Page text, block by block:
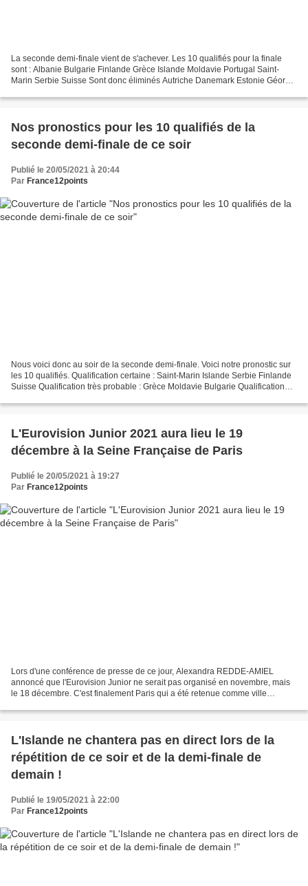
La seconde demi-finale vient de s'achever. Les 10 qualifiés pour la finale
sont : Albanie Bulgarie Finlande Grèce Islande Moldavie Portugal Saint-
Marin Serbie Suisse Sont donc éliminés Autriche Danemark Estonie Géorgie
Nos pronostics pour les 10 qualifiés de la
seconde demi-finale de ce soir
Publié le 20/05/2021 à 20:44
Par France12points
Nous voici donc au soir de la seconde demi-finale. Voici notre pronostic sur
les 10 qualifiés. Qualification certaine : Saint-Marin Islande Serbie Finlande
Suisse Qualification très probable : Grèce Moldavie Bulgarie Qualification
L'Eurovision Junior 2021 aura lieu le 19
décembre à la Seine Française de Paris
Publié le 20/05/2021 à 19:27
Par France12points
Lors d'une conférence de presse de ce jour, Alexandra REDDE-AMIEL
annoncé que l'Eurovision Junior ne serait pas organisé en novembre, mais
le 18 décembre. C'est finalement Paris qui a été retenue comme ville
L'Islande ne chantera pas en direct lors de la
répétition de ce soir et de la demi-finale de
demain !
Publié le 19/05/2021 à 22:00
Par France12points